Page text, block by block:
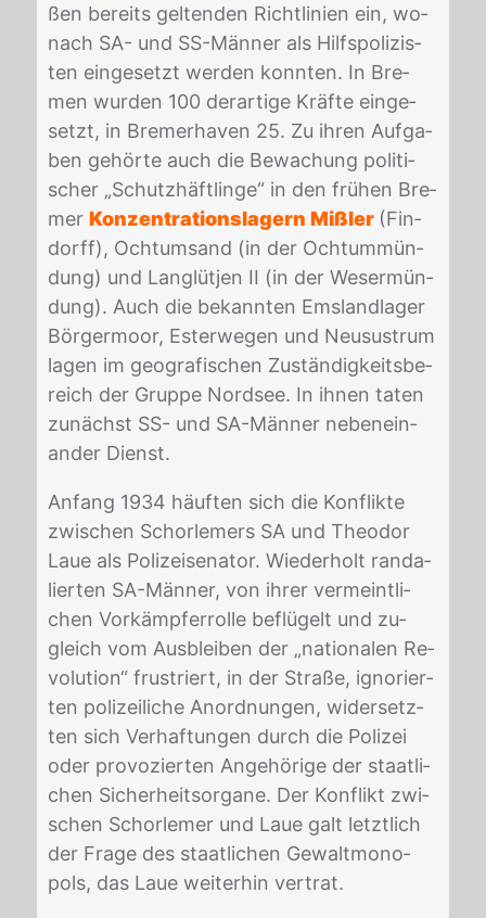
ßen be­reits gel­ten­den Richt­li­ni­en ein, wo­
nach SA- und SS-Män­ner als Hilfs­po­li­zis­
ten ein­ge­setzt wer­den konn­ten. In Bre­
men wur­den 100 der­ar­ti­ge Kräf­te ein­ge­
setzt, in Bre­mer­ha­ven 25. Zu ih­ren Auf­ga­
ben ge­hör­te auch die Be­wa­chung po­li­ti­
scher „Schutz­häft­lin­ge“ in den frü­hen Bre­
mer Konzentrationslagern Mißler (Fin­
dorff), Och­tumsand (in der Och­tum­mün­
dung) und Lan­g­lüt­jen II (in der We­ser­mün­
dung). Auch die be­kann­ten Ems­land­la­ger
Bör­ger­moor, Es­ter­we­gen und Neu­sus­trum
la­gen im geo­gra­fi­schen Zu­stän­dig­keits­be­
reich der Grup­pe Nord­see. In ih­nen ta­ten
zu­nächst SS- und SA-Män­ner ne­ben­ein­
an­der Dienst.
An­fang 1934 häuf­ten sich die Kon­flik­te
zwi­schen Schor­le­mers SA und Theo­dor
Laue als Po­li­zei­se­na­tor. Wie­der­holt ran­da­
lier­ten SA-Män­ner, von ih­rer ver­meint­li­
chen Vor­kämp­f­er­rol­le be­flü­gelt und zu­
gleich vom Aus­blei­ben der „na­tio­na­len Re­
vo­lu­ti­on“ frus­triert, in der Stra­ße, igno­rier­
ten po­li­zei­li­che An­ord­nun­gen, wi­der­setz­
ten sich Ver­haf­tun­gen durch die Po­li­zei
oder pro­vo­zier­ten An­ge­hö­ri­ge der staat­li­
chen Si­cher­heits­or­ga­ne. Der Kon­flikt zwi­
schen Schor­le­mer und Laue galt letzt­lich
der Fra­ge des staat­li­chen Ge­walt­mo­no­
pols, das Laue wei­ter­hin ver­trat.